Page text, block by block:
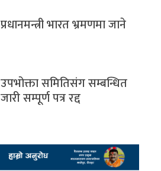
प्रधानमन्त्री भारत भ्रमणमा जाने
उपभोक्ता समितिसंग सम्बन्धित
जारी सम्पूर्ण पत्र रद्द